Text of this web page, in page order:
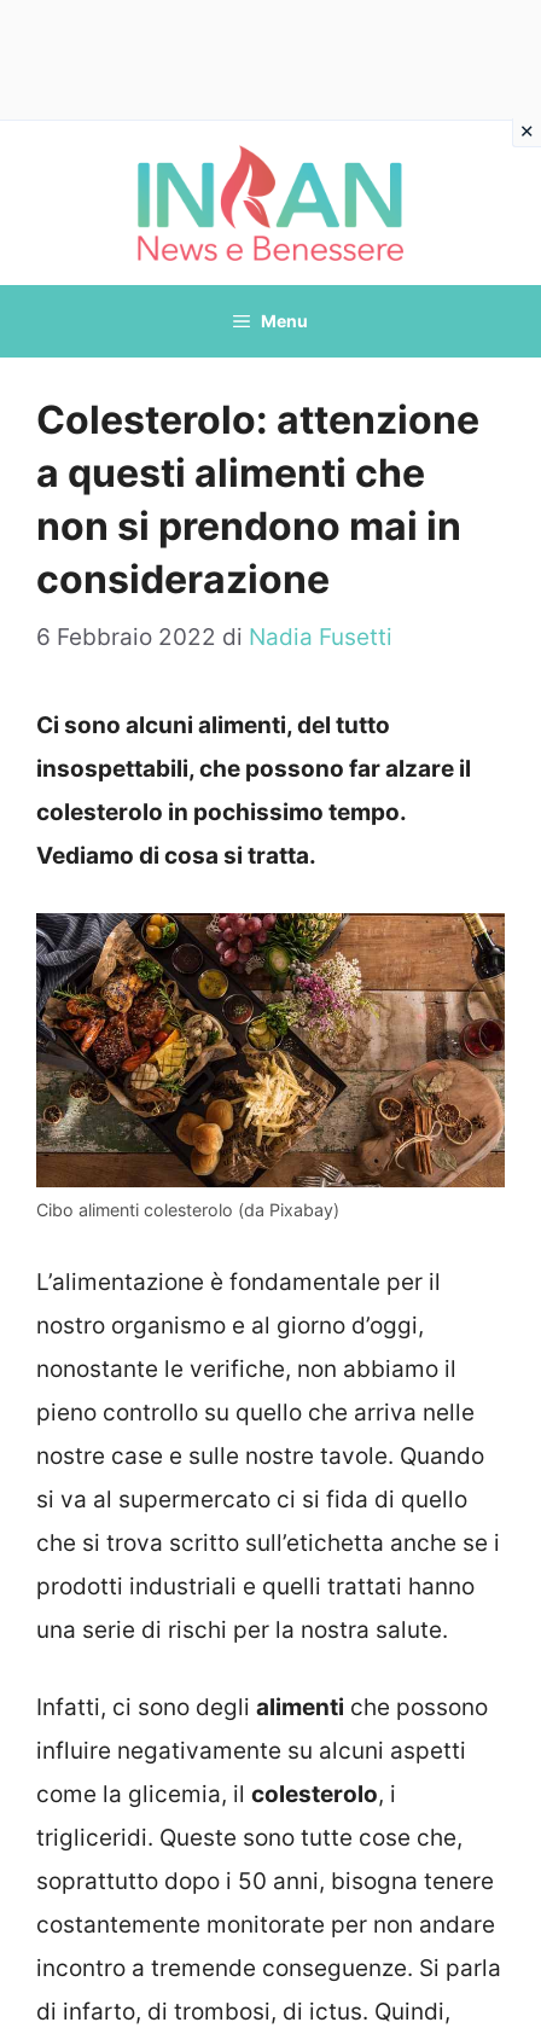
Menu
Colesterolo: attenzione
a questi alimenti che
non si prendono mai in
considerazione
6 Febbraio 2022 di Nadia Fusetti
Ci sono alcuni alimenti, del tutto
insospettabili, che possono far alzare il
colesterolo in pochissimo tempo.
Vediamo di cosa si tratta.
Cibo alimenti colesterolo (da Pixabay)
L’alimentazione è fondamentale per il
nostro organismo e al giorno d’oggi,
nonostante le verifiche, non abbiamo il
pieno controllo su quello che arriva nelle
nostre case e sulle nostre tavole. Quando
si va al supermercato ci si fida di quello
che si trova scritto sull’etichetta anche se i
prodotti industriali e quelli trattati hanno
una serie di rischi per la nostra salute.
Infatti, ci sono degli alimenti che possono
influire negativamente su alcuni aspetti
come la glicemia, il colesterolo, i
trigliceridi. Queste sono tutte cose che,
soprattutto dopo i 50 anni, bisogna tenere
costantemente monitorate per non andare
incontro a tremende conseguenze. Si parla
di infarto, di trombosi, di ictus. Quindi,